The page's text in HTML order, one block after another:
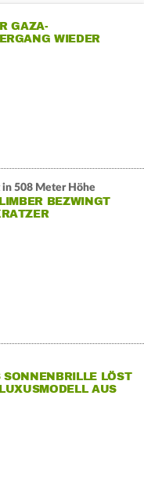
GAZA-
WIEDER
in 508 Meter Höhe
BEZWINGT
SONNENBRILLE LÖST
AUS